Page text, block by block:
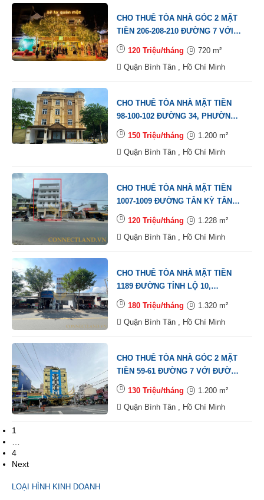
CHO THUÊ TÒA NHÀ GÓC 2 MẶT
TIỀN 206-208-210 ĐƯỜNG 7 VỚI
ĐƯỜNG 32A, PHƯỜNG BÌNH TRỊ
ĐÔNG A, QUẬN BÌNH TÂN, DT:
12X20M, 1 TRỆT, 2 LẦU, DTSD:
120 Triệu/tháng
720 m²
Quận Bình Tân , Hồ Chí Minh
CHO THUÊ TÒA NHÀ MẶT TIỀN
98-100-102 ĐƯỜNG 34, PHƯỜNG
BÌNH TRỊ ĐÔNG B, QUẬN BÌNH
TÂN, DT: 15X27M, 1 HẦM, 1 TRỆT,
4 LẦU, TM, DTSD: 1.200M2
150 Triệu/tháng
1.200 m²
Quận Bình Tân , Hồ Chí Minh
CHO THUÊ TÒA NHÀ MẶT TIỀN
1007-1009 ĐƯỜNG TÂN KỲ TÂN
QUÝ, PHƯỜNG BÌNH HƯNG HÒA
A, QUẬN BÌNH TÂN, DT: 9X22M, 1
HẦM, 1 TRỆT, 4 LẦU, TM, DTSD:
120 Triệu/tháng
1.228 m²
Quận Bình Tân , Hồ Chí Minh
CHO THUÊ TÒA NHÀ MẶT TIỀN
1189 ĐƯỜNG TỈNH LỘ 10,
PHƯỜNG TÂN TẠO, QUẬN BÌNH
TÂN, DT: 9X22M, 1 TRỆT, 5 LẦU,
TM, DTSD: 1.320M2
180 Triệu/tháng
1.320 m²
Quận Bình Tân , Hồ Chí Minh
CHO THUÊ TÒA NHÀ GÓC 2 MẶT
TIỀN 59-61 ĐƯỜNG 7 VỚI ĐƯỜNG
4, PHƯỜNG AN LẠC, QUẬN BÌNH
TÂN, DT: 12X20M, 1 TRỆT, 4 LẦU,
ST, DTSD: 1.200M2
130 Triệu/tháng
1.200 m²
Quận Bình Tân , Hồ Chí Minh
1
4
Next
LOẠI HÌNH KINH DOANH